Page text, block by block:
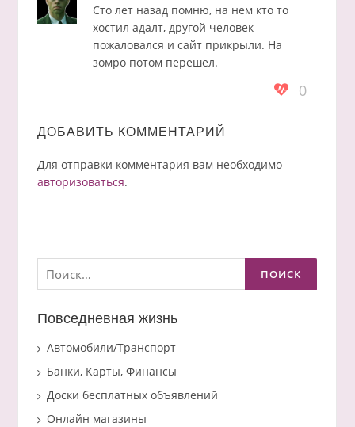
Сто лет назад помню, на нем кто то
хостил адалт, другой человек
пожаловался и сайт прикрыли. На
зомро потом перешел.
0
ДОБАВИТЬ КОММЕНТАРИЙ
Для отправки комментария вам необходимо
авторизоваться.
Найти:
Повседневная жизнь
Автомобили/Транспорт
Банки, Карты, Финансы
Доски бесплатных объявлений
Онлайн магазины